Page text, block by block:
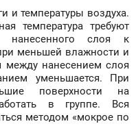
и температуры воздуха.
температура требуют
нанесенного слоя к
меньшей влажности и
между нанесением слоя
уменьшается. При
поверхности на
в группе. Вся
методом «мокрое по